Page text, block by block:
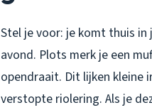
Stel je voor: je komt thuis
avond. Plots merk je een
opendraait. Dit lijken kleine
verstopte riolering. Als je